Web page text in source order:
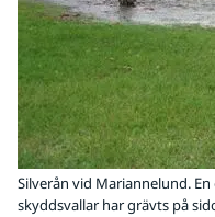
Silverån vid Mariannelund.
skyddsvallar har grävts på